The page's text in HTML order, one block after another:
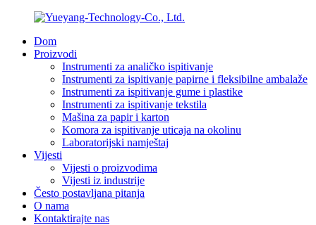
Dom
Proizvodi
Instrumenti za analičko ispitivanje
Instrumenti za ispitivanje papirne i fleksibilne ambalaže
Instrumenti za ispitivanje gume i plastike
Instrumenti za ispitivanje tekstila
Mašina za papir i karton
Komora za ispitivanje uticaja na okolinu
Laboratorijski namještaj
Vijesti
Vijesti o proizvodima
Vijesti iz industrije
Često postavljana pitanja
O nama
Kontaktirajte nas